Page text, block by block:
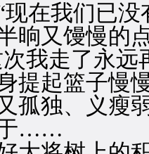
我们已没
又馒慢的点
我走了永远
起篮子慢
独、义瘦弱
于……